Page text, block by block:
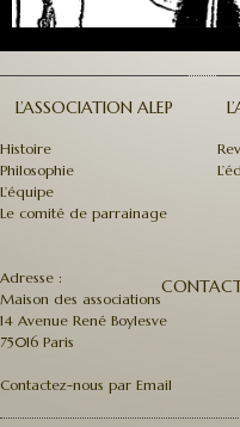
L’ASSOCIATION ALEP
Histoire
Philosophie
L’équipe
Le comité de parrainage
Adresse :
Maison des associations
14 Avenue René Boylesve
75016 Paris
Contactez-nous par Email